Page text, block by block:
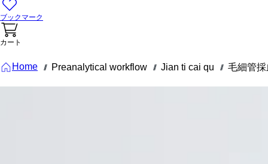
ブックマーク
カート
Home /// Preanalytical workflow /// Jian ti cai qu /// 毛細管採